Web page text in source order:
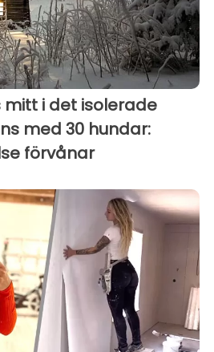
mitt i det isolerade
med 30 hundar:
förvånar